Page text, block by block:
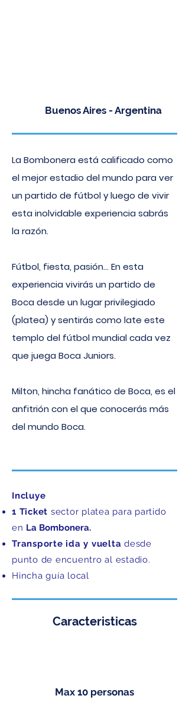
Buenos Aires - Argentina
La Bombonera está calificado como
el mejor estadio del mundo para ver
un partido de fútbol y luego de vivir
esta inolvidable experiencia sabrás
la razón.
Fútbol, fiesta, pasión... En esta
experiencia vivirás un partido de
Boca desde un lugar privilegiado
(platea) y sentirás como late este
templo del fútbol mundial cada vez
que juega Boca Juniors.
Milton, hincha fanático de Boca, es el
anfitrión con el que conocerás más
del mundo Boca.
Incluye​
1 Ticket sector platea para partido
en La Bombonera.
Transporte ida y vuelta desde
punto de encuentro al estadio.
Hincha guía local
Caracteristicas
Max 10 personas